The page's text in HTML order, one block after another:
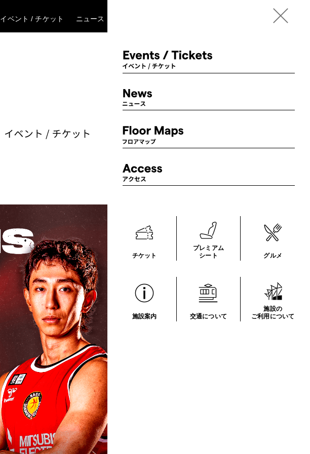
イベント / チケット ニュース
チケット
プレミアム
シート
グルメ
施設案内 交通について
施設の
ご利用について